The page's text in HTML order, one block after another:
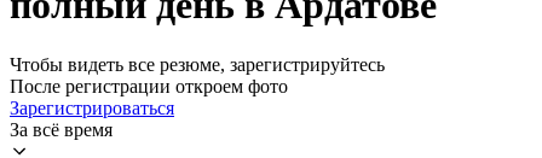
Чтобы видеть все резюме, зарегистрируйтесь
После регистрации откроем фото
Зарегистрироваться
За всё время